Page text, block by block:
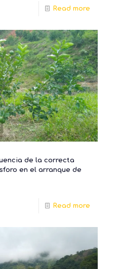
Read more
de la correcta
en el arranque de
Read more